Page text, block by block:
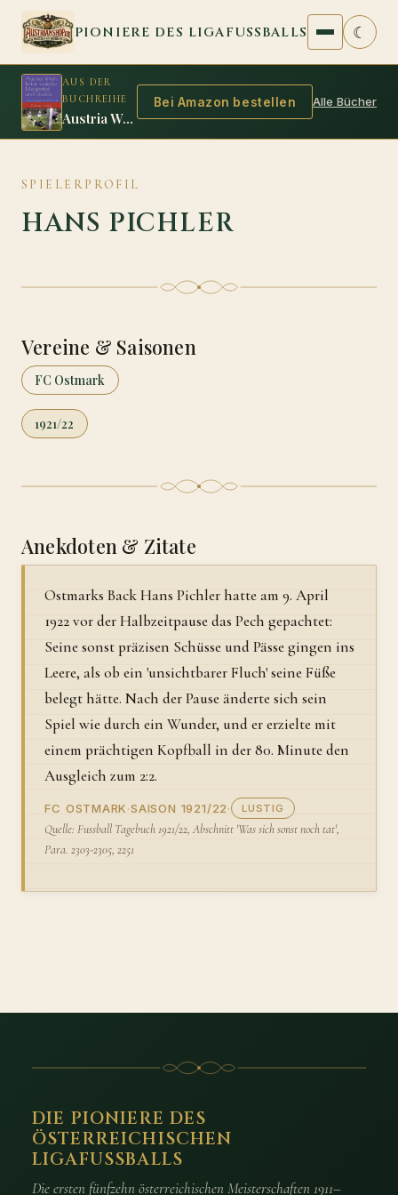
Zum Inhalt springen
PIONIERE DES LIGAFUSSBALLS ☾
AUS DER
BUCHREIHE
Austria Wien: Erster violetter Meistertitel und Double
Bei Amazon bestellen Alle Bücher
SPIELERPROFIL
HANS PICHLER
Vereine & Saisonen
FC Ostmark
1921/22
Anekdoten & Zitate
Ostmarks Back Hans Pichler hatte am 9. April
1922 vor der Halbzeitpause das Pech gepachtet:
Seine sonst präzisen Schüsse und Pässe gingen ins
Leere, als ob ein 'unsichtbarer Fluch' seine Füße
belegt hätte. Nach der Pause änderte sich sein
Spiel wie durch ein Wunder, und er erzielte mit
einem prächtigen Kopfball in der 80. Minute den
Ausgleich zum 2:2.
FC OSTMARK·SAISON 1921/22· LUSTIG
Quelle: Fussball Tagebuch 1921/22, Abschnitt 'Was sich sonst noch tat',
Para. 2303-2305, 2251
DIE PIONIERE DES
ÖSTERREICHISCHEN
LIGAFUSSBALLS
Die ersten fünfzehn österreichischen Meisterschaften 1911–